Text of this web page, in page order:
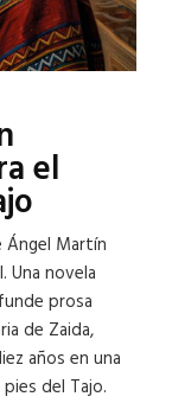
el
Ángel Martín
Una novela
prosa
de Zaida,
años en una
del Tajo.